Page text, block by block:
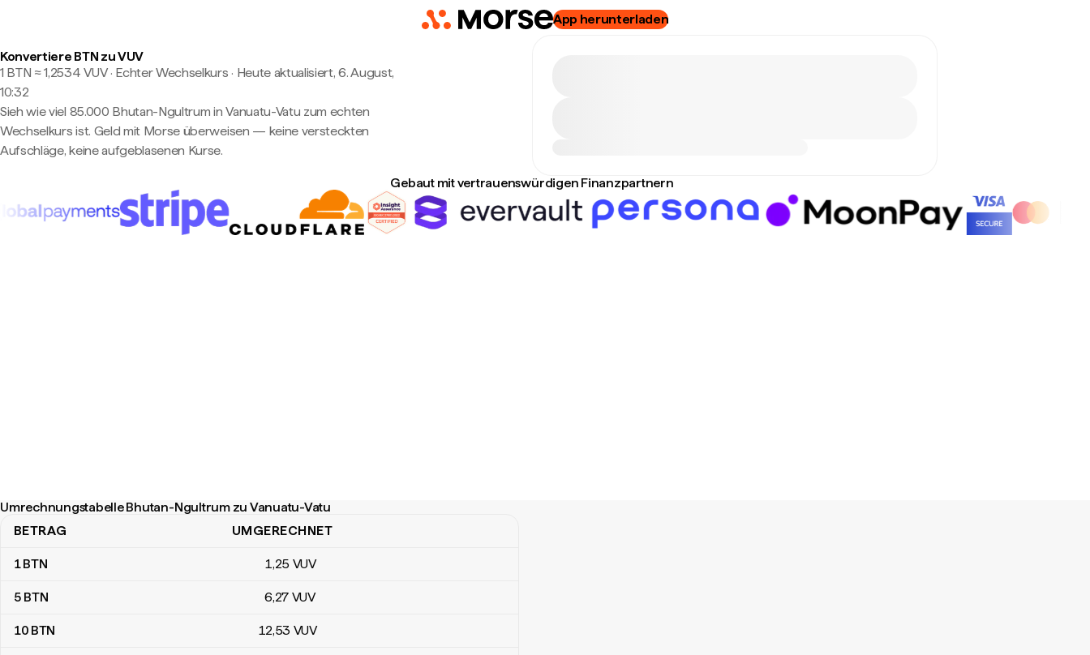
App herunterladen
Konvertiere BTN zu VUV
1 BTN ≈ 1,2534 VUV · Echter Wechselkurs · Heute aktualisiert, 6. August,
10:32
Sieh wie viel 85.000 Bhutan-Ngultrum in Vanuatu-Vatu zum echten
Wechselkurs ist. Geld mit Morse überweisen — keine versteckten
Aufschläge, keine aufgeblasenen Kurse.
Gebaut mit vertrauenswürdigen Finanzpartnern
Umrechnungstabelle Bhutan-Ngultrum zu Vanuatu-Vatu
Umrechnungstabelle Bhutan-Ngultrum zu Vanuatu-Vatu
BETRAG UMGERECHNET
1BTN 1,25 VUV
5 BTN 6,27 VUV
10 BTN 12,53 VUV